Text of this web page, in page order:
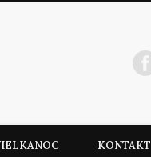
KONTAKT